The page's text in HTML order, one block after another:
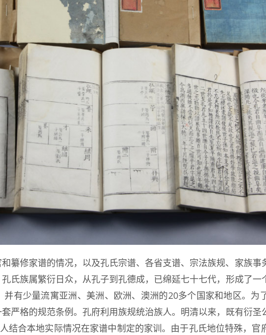
纂修家谱的情况，以及孔氏宗谱、各省支谱、宗法族规、家族
氏族属繁衍日众，从孔子到孔德成，已绵延七十七代，形成了一
有少量流寓亚洲、美洲、欧洲、澳洲的20多个国家和地区。为
严格的规范条例。孔府利用族规统治族人。明清以来，既有衍
结合本地实际情况在家谱中制定的家训。由于孔氏地位特殊，